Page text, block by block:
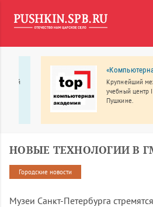
Крупнейший
учебный центр
Пушкине.
НОВЫЕ ТЕХНОЛОГИИ В
Городские новости
Музеи Санкт-Петербурга